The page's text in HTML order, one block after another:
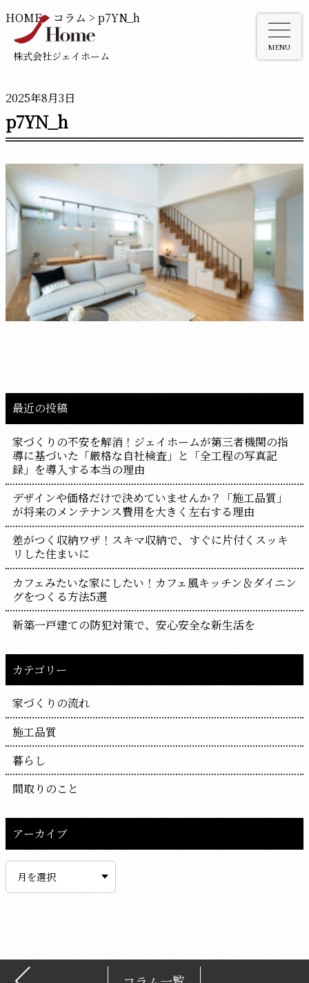
株式会社ジェイホーム
MENU
HOME> コラム > p7YN_h
2025年8月3日
p7YN_h
最近の投稿
家づくりの不安を解消！ジェイホームが第三者機関の指
導に基づいた「厳格な自社検査」と「全工程の写真記
録」を導入する本当の理由
デザインや価格だけで決めていませんか？「施工品質」
が将来のメンテナンス費用を大きく左右する理由
差がつく収納ワザ！スキマ収納で、すぐに片付くスッキ
リした住まいに
カフェみたいな家にしたい！カフェ風キッチン＆ダイニン
グをつくる方法5選
新築一戸建ての防犯対策で、安心安全な新生活を
カテゴリー
家づくりの流れ
施工品質
暮らし
間取りのこと
アーカイブ
イ